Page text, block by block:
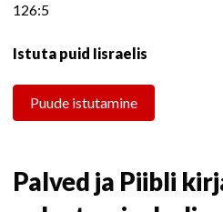
126:5
Istuta puid Iisraelis
Puude istutamine
Palved ja Piibli